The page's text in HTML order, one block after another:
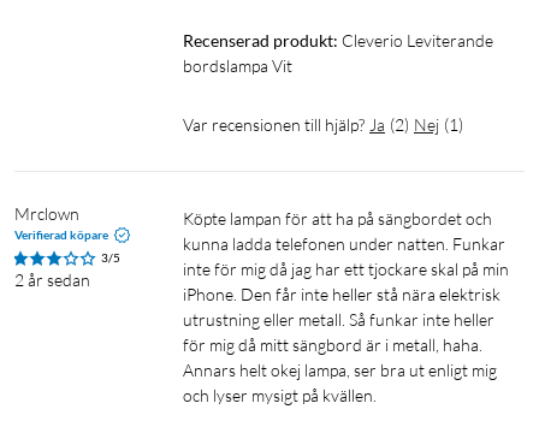
Recenserad produkt: Cleverio Leviterande
bordslampa Vit
Var recensionen till hjälp? Ja (2) Nej (1)
Mrclown
Verifierad köpare
3/5
2 år sedan
Köpte lampan för att ha på sängbordet och
kunna ladda telefonen under natten. Funkar
inte för mig då jag har ett tjockare skal på min
iPhone. Den får inte heller stå nära elektrisk
utrustning eller metall. Så funkar inte heller
för mig då mitt sängbord är i metall, haha.
Annars helt okej lampa, ser bra ut enligt mig
och lyser mysigt på kvällen.